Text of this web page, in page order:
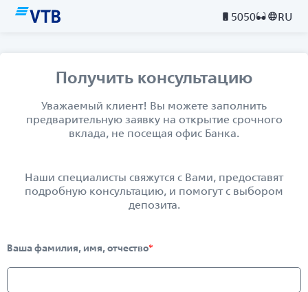
5050 RU
Получить консультацию
Уважаемый клиент! Вы можете заполнить
предварительную заявку на открытие срочного
вклада, не посещая офис Банка.
Наши специалисты свяжутся с Вами, предоставят
подробную консультацию, и помогут с выбором
депозита.
Ваша фамилия, имя, отчество*